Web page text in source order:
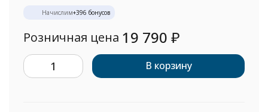
Начислим+396 бонусов
Розничная цена 19 790 ₽
В корзину